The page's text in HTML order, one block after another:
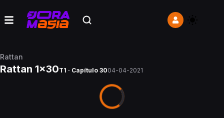
Rattan
Rattan 1x30T1 · Capítulo 3004-04-2021